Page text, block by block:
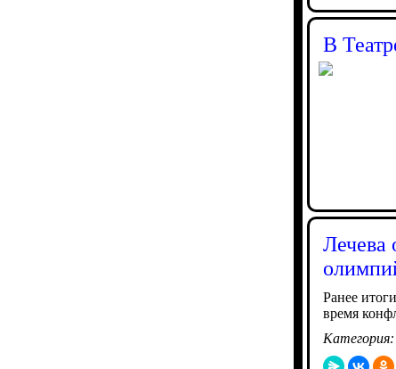
В
Лечева
Ранее
время
Категория: